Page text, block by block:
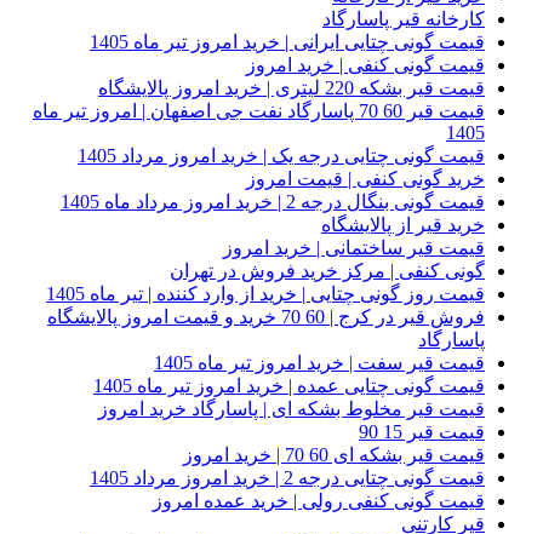
کارخانه قیر پاسارگاد
قیمت گونی چتایی ایرانی | خرید امروز تیر ماه 1405
قیمت گونی کنفی | خرید امروز
قیمت قیر بشکه 220 لیتری | خرید امروز پالایشگاه
قیمت قیر 60 70 پاسارگاد نفت جی اصفهان | امروز تیر ماه
1405
قیمت گونی چتایی درجه یک | خرید امروز مرداد 1405
خرید گونی کنفی | قیمت امروز
قیمت گونی بنگال درجه 2 | خرید امروز مرداد ماه 1405
خرید قیر از پالایشگاه
قیمت قیر ساختمانی | خرید امروز
گونی کنفی | مرکز خرید فروش در تهران
قیمت روز گونی چتایی | خرید از وارد کننده | تیر ماه 1405
فروش قیر در کرج | 60 70 خرید و قیمت امروز پالایشگاه
پاسارگاد
قیمت قیر سفت | خرید امروز تیر ماه 1405
قیمت گونی چتایی عمده | خرید امروز تیر ماه 1405
قیمت قیر مخلوط بشکه ای | پاسارگاد خرید امروز
قیمت قیر 15 90
قیمت قیر بشکه ای 60 70 | خرید امروز
قیمت گونی چتایی درجه 2 | خرید امروز مرداد 1405
قیمت گونی کنفی رولی | خرید عمده امروز
قیر کارتنی